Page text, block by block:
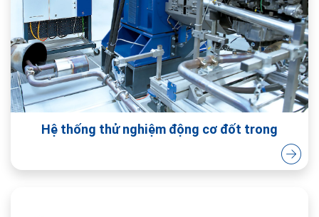
Hệ thống thử nghiệm động cơ đốt trong